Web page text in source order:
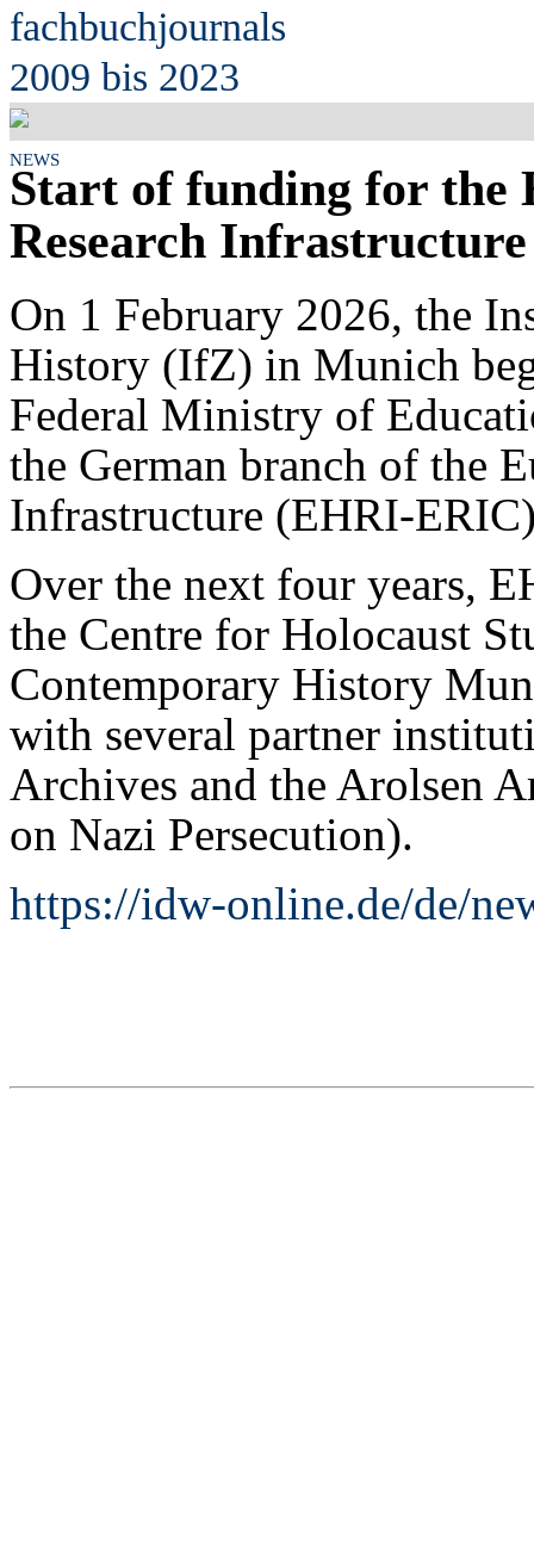
fachbuchjournals
2009 bis 2023
NEWS
Start of funding for the
Research
On 1 February 2026, the
History (IfZ) in Munich
Federal Ministry of
the German branch of the
Infrastructure (EHRI-
Over the next four years,
the Centre for Holocaust
Contemporary History
with several partner
Archives and the Arolsen
on Nazi Persecution).
https://idw-online.de/de/